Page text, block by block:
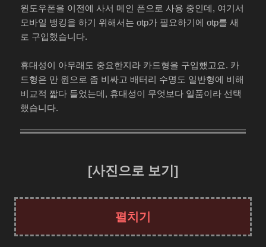
윈도우폰을 이전에 사서 메인 폰으로 사용 중인데, 여기서
모바일 뱅킹을 하기 위해서는 otp가 필요하기에 otp를 새
로 구입했습니다.
휴대성이 아무래도 중요한지라 카드형을 구입했고요. 카
드형은 만 원으로 좀 비싸고 배터리 수명도 일반형에 비해
비교적 짧다 들었는데, 휴대성이 무엇보다 일품이라 선택
했습니다.
[사진으로 보기]